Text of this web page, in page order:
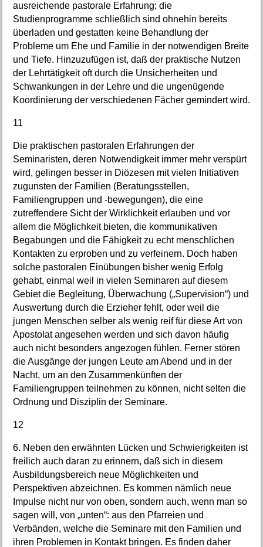
ausreichende pastorale Erfahrung; die
Studienprogramme schließlich sind ohnehin bereits
überladen und gestatten keine Behandlung der
Probleme um Ehe und Familie in der notwendigen Breite
und Tiefe. Hinzuzufügen ist, daß der praktische Nutzen
der Lehrtätigkeit oft durch die Unsicherheiten und
Schwankungen in der Lehre und die ungenügende
Koordinierung der verschiedenen Fächer gemindert wird.
11
Die praktischen pastoralen Erfahrungen der
Seminaristen, deren Notwendigkeit immer mehr verspürt
wird, gelingen besser in Diözesen mit vielen Initiativen
zugunsten der Familien (Beratungsstellen,
Familiengruppen und -bewegungen), die eine
zutreffendere Sicht der Wirklichkeit erlauben und vor
allem die Möglichkeit bieten, die kommunikativen
Begabungen und die Fähigkeit zu echt menschlichen
Kontakten zu erproben und zu verfeinern. Doch haben
solche pastoralen Einübungen bisher wenig Erfolg
gehabt, einmal weil in vielen Seminaren auf diesem
Gebiet die Begleitung, Überwachung („Supervision“) und
Auswertung durch die Erzieher fehlt, oder weil die
jungen Menschen selber als wenig reif für diese Art von
Apostolat angesehen werden und sich davon häufig
auch nicht besonders angezogen fühlen. Ferner stören
die Ausgänge der jungen Leute am Abend und in der
Nacht, um an den Zusammenkünften der
Familiengruppen teilnehmen zu können, nicht selten die
Ordnung und Disziplin der Seminare.
12
6. Neben den erwähnten Lücken und Schwierigkeiten ist
freilich auch daran zu erinnern, daß sich in diesem
Ausbildungsbereich neue Möglichkeiten und
Perspektiven abzeichnen. Es kommen nämlich neue
Impulse nicht nur von oben, sondern auch, wenn man so
sagen will, von „unten“: aus den Pfarreien und
Verbänden, welche die Seminare mit den Familien und
ihren Problemen in Kontakt bringen. Es finden daher